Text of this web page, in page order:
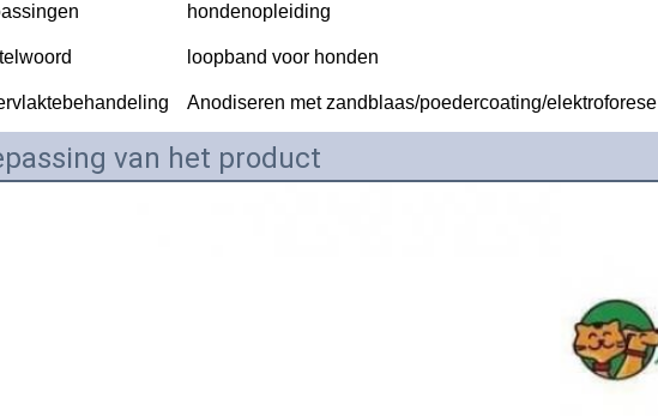
hondenopleiding
loopband voor honden
Anodiseren met zandblaas/poedercoating/elektroforese
van het product